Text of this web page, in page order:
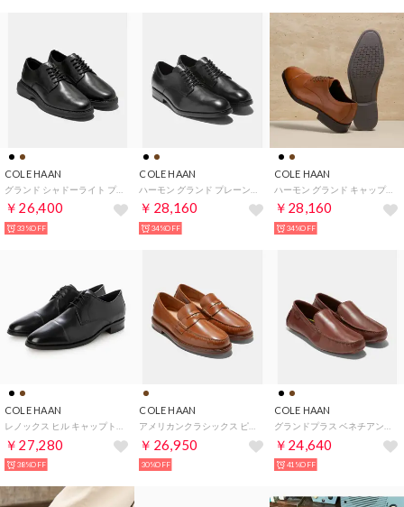
COLE HAAN
￥26,400
33%OFF
COLE HAAN
￥28,160
34%OFF
COLE HAAN
ハーモン グランド キャップトゥオックスフォード mens （CHブリティッシュタン/ダークブラウン ウォーターレジスタント）
￥28,160
34%OFF
COLE HAAN
￥27,280
38%OFF
COLE HAAN
￥26,950
30%OFF
COLE HAAN
￥24,640
41%OFF